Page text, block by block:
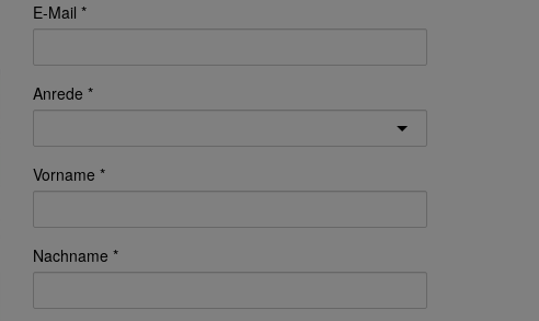
E-Mail
Anrede
Vorname
Nachname